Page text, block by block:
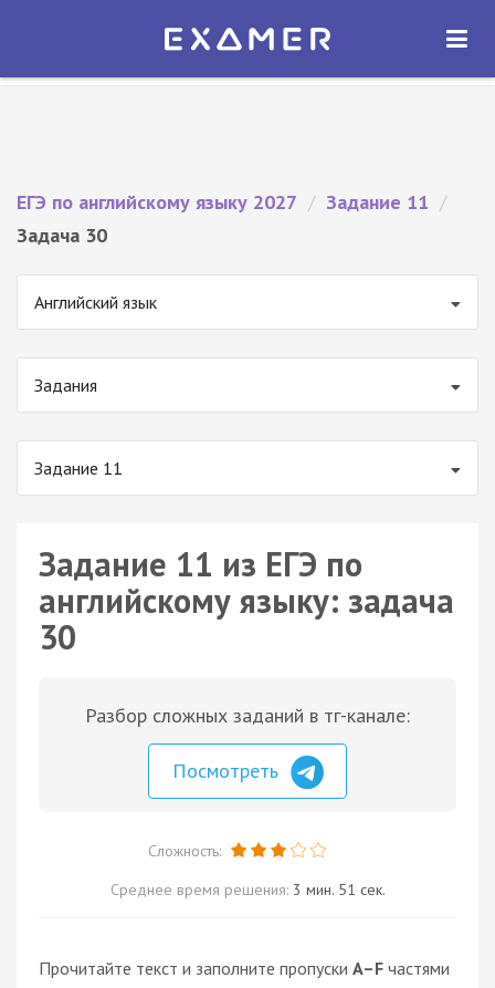
Экзамер — ЕГЭ 2027
ОТКРЫТЬ
ЕГЭ по английскому языку 2027 / Задание 11 /
Задача 30
Английский язык
Задания
Задание 11
Задание 11 из ЕГЭ по
английскому языку: задача
30
Разбор сложных заданий в тг-канале:
Посмотреть
Сложность:
Среднее время решения: 3 мин. 51 сек.
Прочитайте текст и заполните пропуски A–F частями